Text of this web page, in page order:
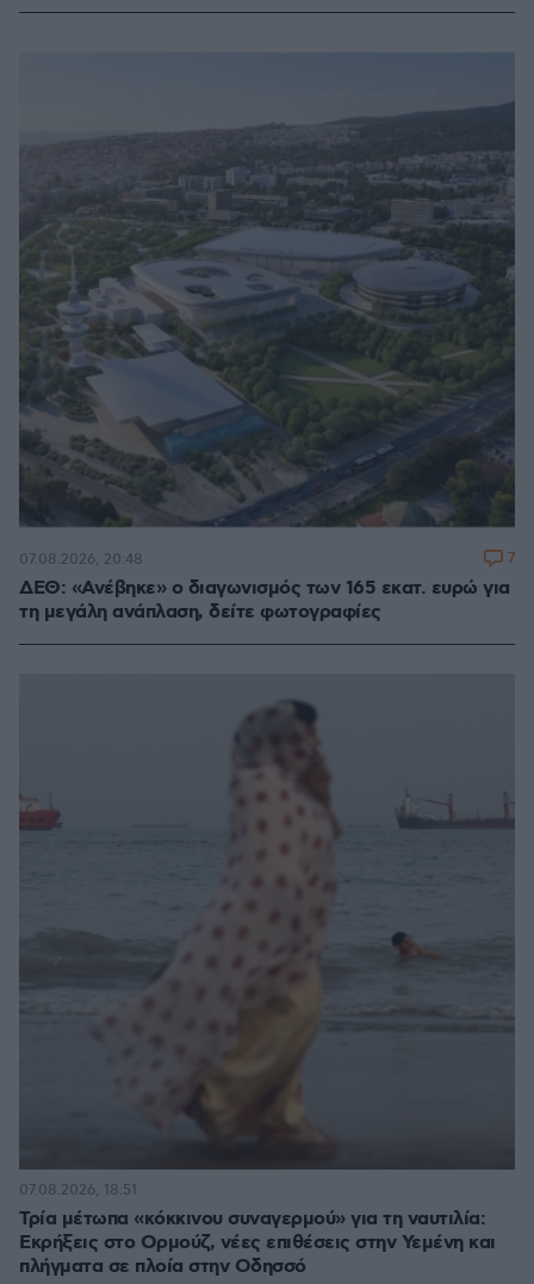
ΔΕΘ: «Ανέβηκε» ο διαγωνισμός των 165 εκατ. ευρώ για
τη μεγάλη ανάπλαση, δείτε φωτογραφίες
07.08.2026, 20:48 7
Τρία μέτωπα «κόκκινου συναγερμού» για τη ναυτιλία:
Εκρήξεις στο Ορμούζ, νέες επιθέσεις στην Υεμένη και
πλήγματα σε πλοία στην Οδησσό
07.08.2026, 18:51